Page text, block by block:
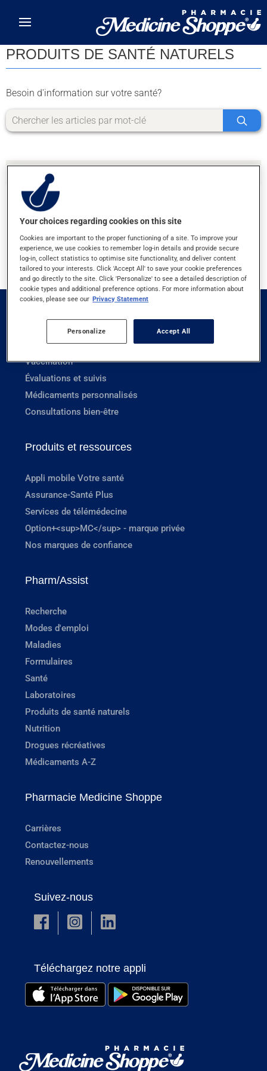
PRODUITS DE SANTÉ NATURELS
Besoin d'information sur votre santé?
RÉSULTATS POUR LA LETTRE Y
Prescriptions
Vaccination
Évaluations et suivis
Médicaments personnalisés
Consultations bien-être
Produits et ressources
Appli mobile Votre santé
Assurance-Santé Plus
Services de télémédecine
Option+<sup>MC</sup> - marque privée
Nos marques de confiance
Pharm/Assist
Recherche
Modes d'emploi
Maladies
Formulaires
Santé
Laboratoires
Produits de santé naturels
Nutrition
Drogues récréatives
Médicaments A-Z
Pharmacie Medicine Shoppe
Carrières
Contactez-nous
Renouvellements
Suivez-nous
Téléchargez notre appli
Your choices regarding cookies on this site
Cookies are important to the proper functioning of a site. To improve your
experience, we use cookies to remember log-in details and provide secure
log-in, collect statistics to optimise site functionality, and deliver content
tailored to your interests. Click 'Accept All' to save your cookie preferences
and go directly to the site. Click 'Personalize' to see a detailed description of
cookie types and additional preference options. For more information about
cookies, please see our Privacy Statement
Personalize Accept All